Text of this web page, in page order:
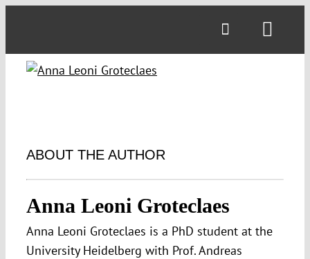
ABOUT THE AUTHOR
Anna Leoni Groteclaes
Anna Leoni Groteclaes is a PhD student at the
University Heidelberg with Prof. Andreas